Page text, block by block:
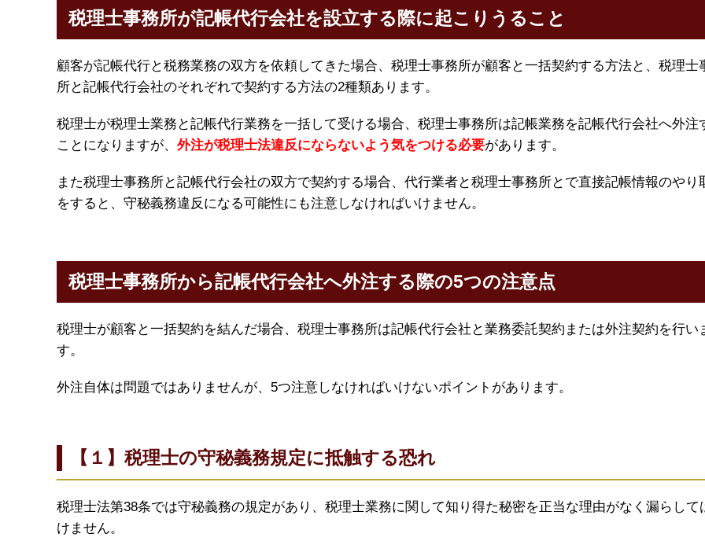
税理士事務所が記帳代行会社を設立する際に起こりうること
顧客が記帳代行と税務業務の双方を依頼してきた場合、税理士事務所が顧客と一括契約する方法と、税理士
所と記帳代行会社のそれぞれで契約する方法の2種類あります。
税理士が税理士業務と記帳代行業務を一括して受ける場合、税理士事務所は記帳業務を記帳代行会社へ外注
ことになりますが、 外注が税理士法違反にならないよう気をつける必要があります。
また税理士事務所と記帳代行会社の双方で契約する場合、代行業者と税理士事務所とで直接記帳情報のやり
をすると、守秘義務違反になる可能性にも注意しなければいけません。
税理士事務所から記帳代行会社へ外注する際の5つの注意点
税理士が顧客と一括契約を結んだ場合、税理士事務所は記帳代行会社と業務委託契約または外注契約を行い
す。
外注自体は問題ではありませんが、5つ注意しなければいけないポイントがあります。
【１】税理士の守秘義務規定に抵触する恐れ
税理士法第38条では守秘義務の規定があり、税理士業務に関して知り得た秘密を正当な理由がなく漏らして
けません。